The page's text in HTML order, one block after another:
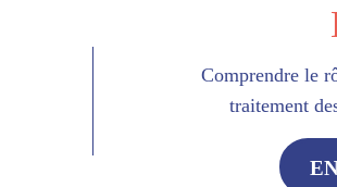
Comprendre le
traitement